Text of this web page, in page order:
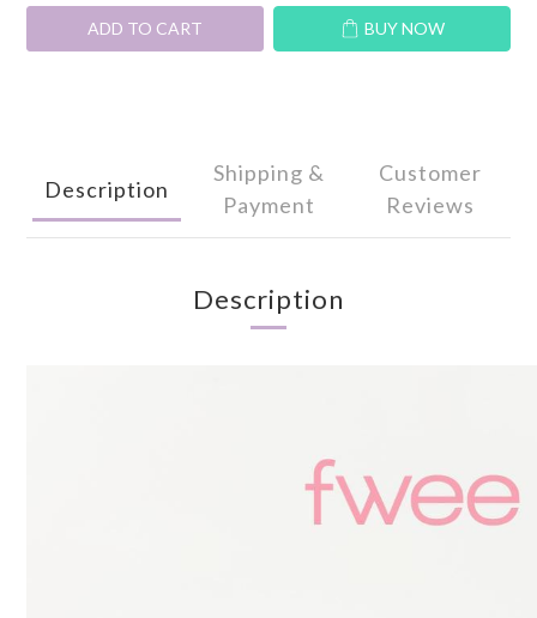
ADD TO CART BUY NOW
Description
Shipping &
Payment
Customer
Reviews
Description